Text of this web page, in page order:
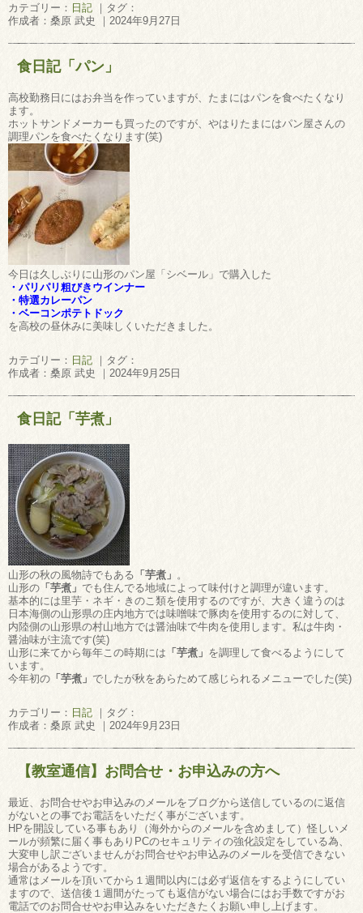
カテゴリー： 日記 ｜タグ：
作成者：桑原 武史 ｜2024年9月27日
食日記「パン」
高校勤務日にはお弁当を作っていますが、たまにはパンを食べたくなり
ます。
ホットサンドメーカーも買ったのですが、やはりたまにはパン屋さんの
調理パンを食べたくなります(笑)
今日は久しぶりに山形のパン屋「シベール」で購入した
・パリパリ粗びきウインナー
・特選カレーパン
・ベーコンポテトドック
を高校の昼休みに美味しくいただきました。
カテゴリー： 日記 ｜タグ：
作成者：桑原 武史 ｜2024年9月25日
食日記「芋煮」
山形の秋の風物詩でもある 「芋煮」 。
山形の 「芋煮」 でも住んでる地域によって味付けと調理が違います。
基本的には里芋・ネギ・きのこ類を使用するのですが、大きく違うのは
日本海側の山形県の庄内地方では味噌味で豚肉を使用するのに対して、
内陸側の山形県の村山地方では醤油味で牛肉を使用します。私は牛肉・
醤油味が主流です(笑)
山形に来てから毎年この時期には 「芋煮」 を調理して食べるようにして
います。
今年初の 「芋煮」 でしたが秋をあらためて感じられるメニューでした(笑)
カテゴリー： 日記 ｜タグ：
作成者：桑原 武史 ｜2024年9月23日
【教室通信】お問合せ・お申込みの方へ
最近、お問合せやお申込みのメールをブログから送信しているのに返信
がないとの事でお電話をいただく事がございます。
HPを開設している事もあり（海外からのメールを含めまして）怪しいメ
ールが頻繁に届く事もありPCのセキュリティの強化設定をしている為、
大変申し訳ございませんがお問合せやお申込みのメールを受信できない
場合があるようです。
通常はメールを頂いてから１週間以内には必ず返信をするようにしてい
ますので、送信後１週間がたっても返信がない場合にはお手数ですがお
電話でのお問合せやお申込みをいただきたくお願い申し上げます。